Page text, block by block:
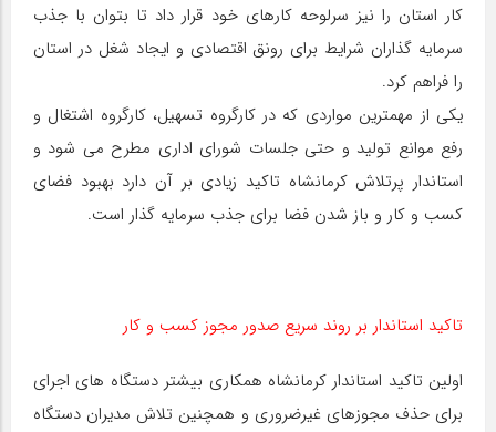
کار استان را نیز سرلوحه کارهای خود قرار داد تا بتوان با جذب
سرمایه گذاران شرایط برای رونق اقتصادی و ایجاد شغل در استان
را فراهم کرد.
یکی از مهمترین مواردی که در کارگروه تسهیل، کارگروه اشتغال و
رفع موانع تولید و حتی جلسات شورای اداری مطرح می شود و
استاندار پرتلاش کرمانشاه تاکید زیادی بر آن دارد بهبود فضای
کسب و کار و باز شدن فضا برای جذب سرمایه گذار است.
تاکید استاندار بر روند سریع صدور مجوز کسب و کار
اولین تاکید استاندار کرمانشاه همکاری بیشتر دستگاه های اجرای
برای حذف مجوزهای غیرضروری و همچنین تلاش مدیران دستگاه